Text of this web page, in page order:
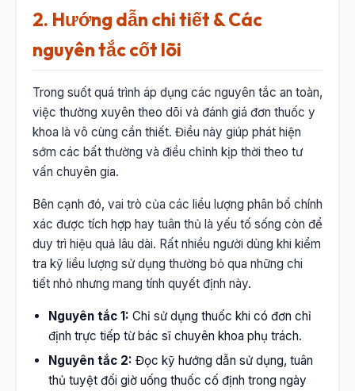
2. Hướng dẫn chi tiết & Các
nguyên tắc cốt lõi
Trong suốt quá trình áp dụng các nguyên tắc an toàn,
việc thường xuyên theo dõi và đánh giá đơn thuốc y
khoa là vô cùng cần thiết. Điều này giúp phát hiện
sớm các bất thường và điều chỉnh kịp thời theo tư
vấn chuyên gia.
Bên cạnh đó, vai trò của các liều lượng phân bổ chính
xác được tích hợp hay tuân thủ là yếu tố sống còn để
duy trì hiệu quả lâu dài. Rất nhiều người dùng khi kiểm
tra kỹ liều lượng sử dụng thường bỏ qua những chi
tiết nhỏ nhưng mang tính quyết định này.
Nguyên tắc 1: Chỉ sử dụng thuốc khi có đơn chỉ
định trực tiếp từ bác sĩ chuyên khoa phụ trách.
Nguyên tắc 2: Đọc kỹ hướng dẫn sử dụng, tuân
thủ tuyệt đối giờ uống thuốc cố định trong ngày